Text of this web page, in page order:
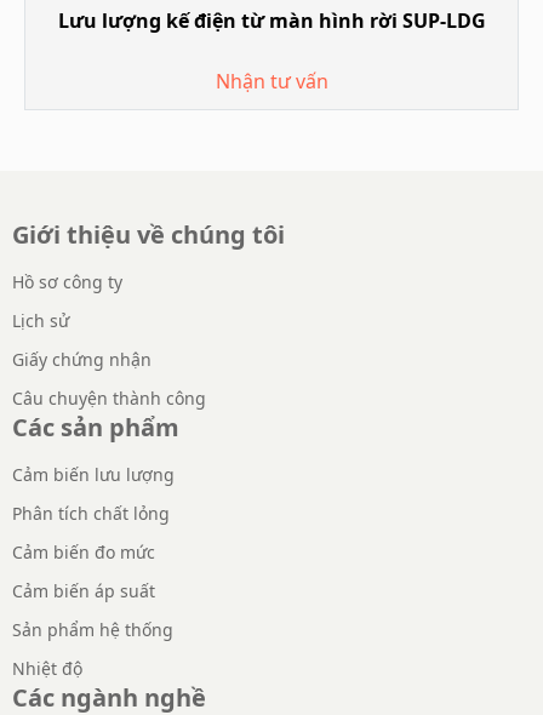
Lưu lượng kế điện từ thân thép không gỉ SUP-
Nhận tư vấn
Giới thiệu về chúng tôi
Hồ sơ công ty
Lịch sử
Giấy chứng nhận
Câu chuyện thành công
Các sản phẩm
Cảm biến lưu lượng
Phân tích chất lỏng
Cảm biến đo mức
Cảm biến áp suất
Sản phẩm hệ thống
Nhiệt độ
Các ngành nghề